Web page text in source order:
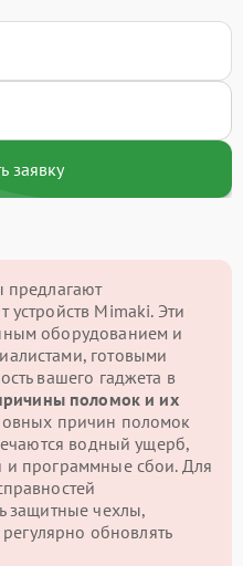
заявку
предлагают
Mimaki. Эти
оборудованием и
готовыми
вашего гаджета в
поломок и их
причин поломок
водный ущерб,
и программные сбои. Для
защитные чехлы,
обновлять